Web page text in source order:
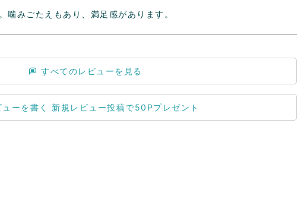
噛みごたえもあり、満足感があります。
すべてのレビューを見る
ューを書く